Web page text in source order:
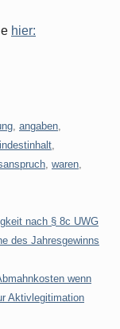
hier:
angaben
waren
nach § 8c UWG
des Jahresgewinns
wenn
Aktivlegitimation